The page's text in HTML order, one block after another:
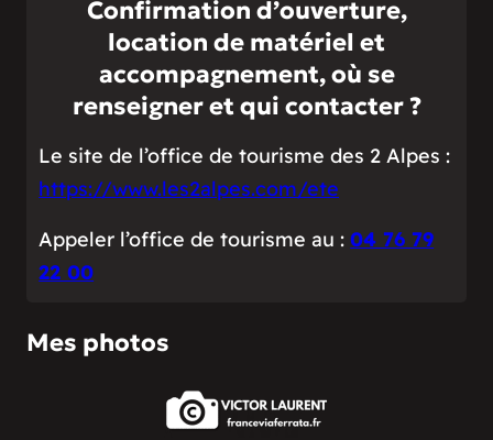
Confirmation d’ouverture,
location de matériel et
accompagnement, où se
renseigner et qui contacter ?
Le site de l’office de tourisme des 2 Alpes :
https://www.les2alpes.com/ete
Appeler l’office de tourisme au :04 76 79
22 00
Mes photos